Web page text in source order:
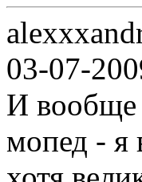
03-07-
И вообще
мопед - я